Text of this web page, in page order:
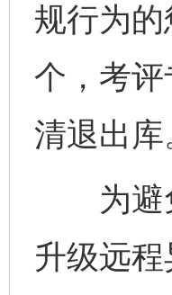
规行为
个，考
清退出库
为避免
升级远